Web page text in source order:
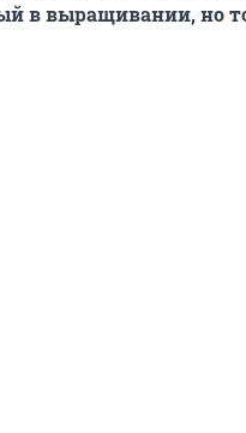
в выращивании, но